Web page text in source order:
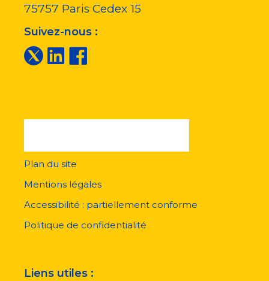
75757 Paris Cedex 15
Suivez-nous :
pied
page
Plan du site
Mentions légales
Accessibilité : partiellement conforme
Politique de confidentialité
Liens utiles :